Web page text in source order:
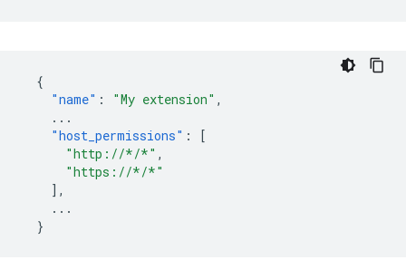
{
"name" : "My extension" ,
...
"host_permissions" :
[
"http://*/*" ,
"https://*/*"
],
...
}